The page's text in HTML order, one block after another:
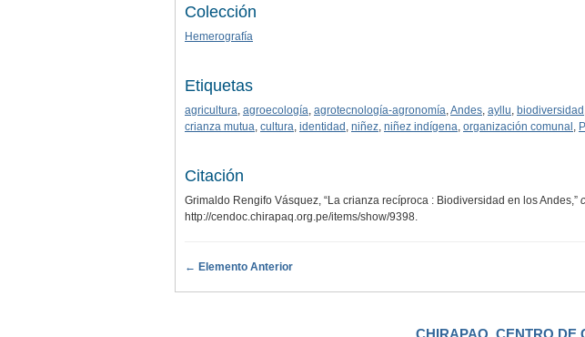
Colección
Hemerografía
Etiquetas
agricultura agroecología agrotecnología-agronomía Andes ayllu biodiversidad
crianza mutua cultura identidad niñez niñez indígena organización comunal
Citación
Grimaldo Rengifo Vásquez, “La crianza recíproca : Biodiversidad en los Andes,”
http://cendoc.chirapaq.org.pe/items/show/9398
← Elemento Anterior